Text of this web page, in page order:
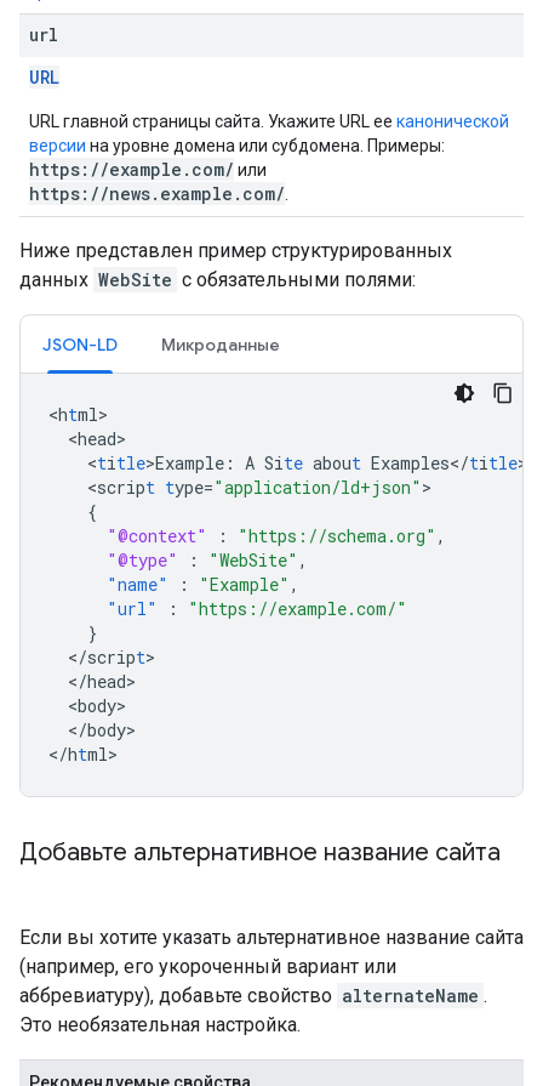
url
URL
URL главной страницы сайта. Укажите URL ее канонической
версии на уровне домена или субдомена. Примеры:
https://example.com/ или
https://news.example.com/
Ниже представлен пример структурированных
данных WebSite с обязательными полями:
JSON-LD Микроданные
<html
<head
<title>Example : A Site about Examples</title
<script type="application/ld+json"
{
"@context"
: "https://schema.org" ,
"@type"
: "WebSite" ,
"name"
: "Example" ,
"url"
:
"https://example.com/"
}
</script
</head
<body
</body>
</html>
Добавьте альтернативное название сайта
Если вы хотите указать альтернативное название сайта
(например, его укороченный вариант или
аббревиатуру), добавьте свойство alternateName .
Это необязательная настройка.